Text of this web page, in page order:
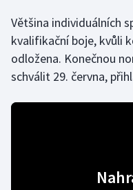
Volejbal
Ostatní
Většina individuálních
kvalifikační boje, kvůli
odložena. Konečnou
schválit 29. června,